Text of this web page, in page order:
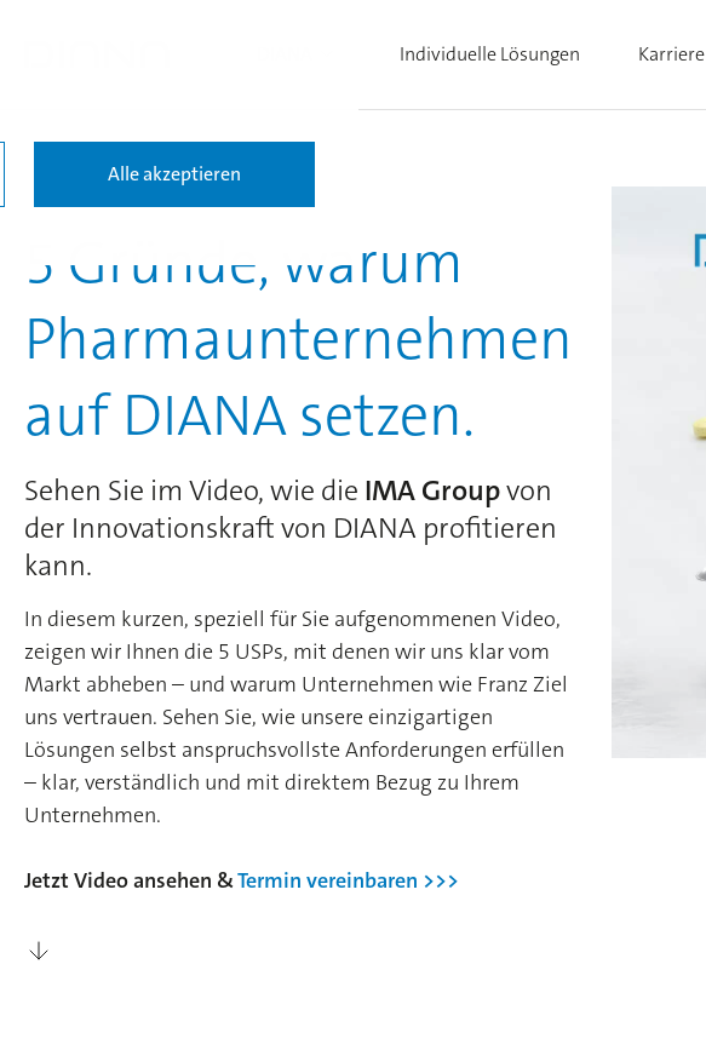
Individuelle Lösungen Karriere
5 Gründe, warum
Pharmaunternehmen
auf DIANA setzen.
Sehen Sie im Video, wie die IMA Groupvon
der Innovationskraft von DIANA profitieren
kann.
In diesem kurzen, speziell für Sie aufgenommenen Video,
zeigen wir Ihnen die 5 USPs, mit denen wir uns klar vom
Markt abheben – und warum Unternehmen wie Franz Ziel
uns vertrauen. Sehen Sie, wie unsere einzigartigen
Lösungen selbst anspruchsvollste Anforderungen erfüllen
– klar, verständlich und mit direktem Bezug zu Ihrem
Unternehmen.
Jetzt Video ansehen &Termin vereinbaren >>>
Alle akzeptieren